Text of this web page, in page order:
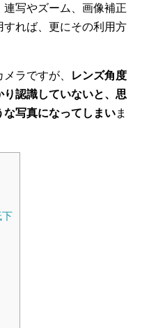
写やズーム、画像補正
れば、更にその利用方
ラですが、
レンズ角度
り認識していないと、思
写真になってしまいま
下